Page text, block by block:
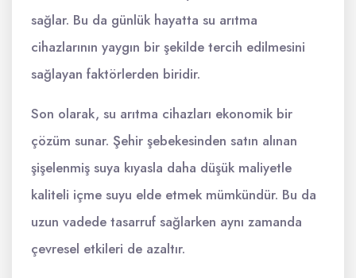
sağlar. Bu da günlük hayatta su arıtma
cihazlarının yaygın bir şekilde tercih edilmesini
sağlayan faktörlerden biridir.
Son olarak, su arıtma cihazları ekonomik bir
çözüm sunar. Şehir şebekesinden satın alınan
şişelenmiş suya kıyasla daha düşük maliyetle
kaliteli içme suyu elde etmek mümkündür. Bu da
uzun vadede tasarruf sağlarken aynı zamanda
çevresel etkileri de azaltır.